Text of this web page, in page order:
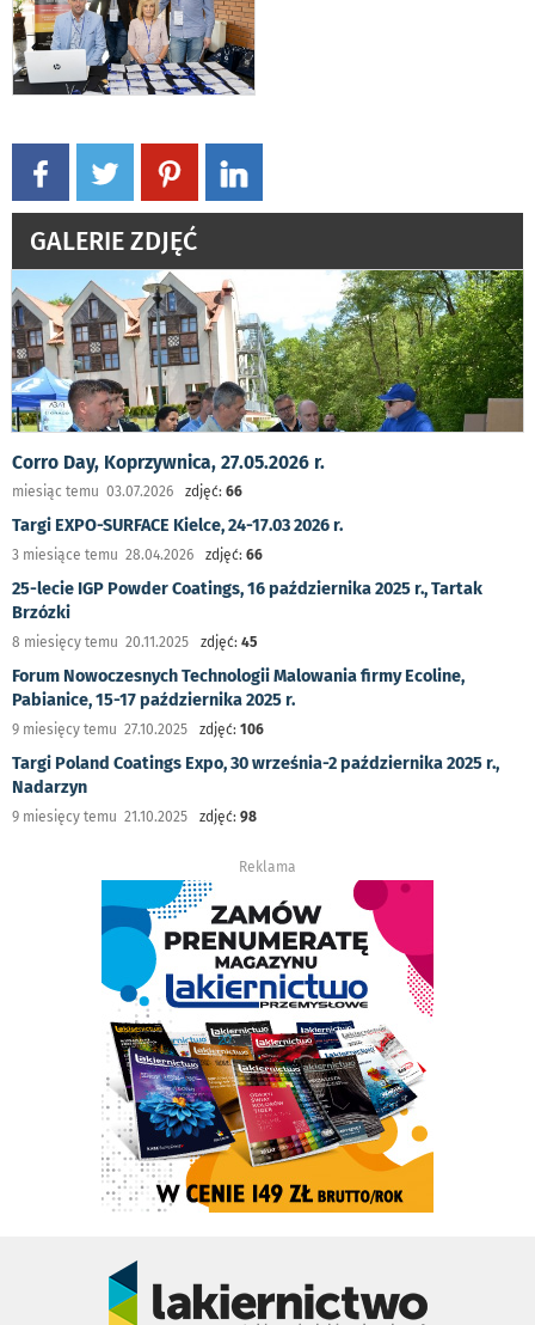
GALERIE ZDJĘĆ
Corro Day, Koprzywnica, 27.05.2026 r.
miesiąc temu 03.07.2026 zdjęć: 66
Targi EXPO-SURFACE Kielce, 24-17.03 2026 r.
3 miesiące temu 28.04.2026 zdjęć: 66
25-lecie IGP Powder Coatings, 16 października 2025 r., Tartak
Brzózki
8 miesięcy temu 20.11.2025 zdjęć: 45
Forum Nowoczesnych Technologii Malowania firmy Ecoline,
Pabianice, 15-17 października 2025 r.
9 miesięcy temu 27.10.2025 zdjęć: 106
Targi Poland Coatings Expo, 30 września-2 października 2025 r.,
Nadarzyn
9 miesięcy temu 21.10.2025 zdjęć: 98
Reklama